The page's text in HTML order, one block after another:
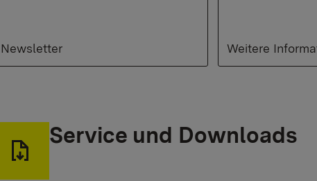
Newsletter Weitere
Service und Downloads